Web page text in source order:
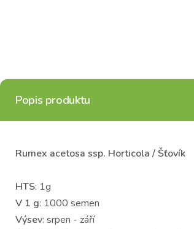
Popis produktu
Rumex acetosa ssp. Horticola / Šťovík
HTS: 1g
V 1 g: 1000 semen
Výsev: srpen - září